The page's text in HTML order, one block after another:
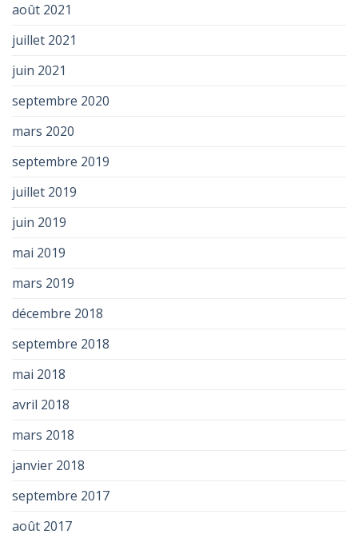
août 2021
juillet 2021
juin 2021
septembre 2020
mars 2020
septembre 2019
juillet 2019
juin 2019
mai 2019
mars 2019
décembre 2018
septembre 2018
mai 2018
avril 2018
mars 2018
janvier 2018
septembre 2017
août 2017